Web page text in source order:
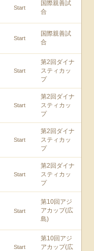
Start
国際親善試
合
Start
国際親善試
合
Start
第2回ダイナ
スティカッ
プ
Start
第2回ダイナ
スティカッ
プ
Start
第2回ダイナ
スティカッ
プ
Start
第2回ダイナ
スティカッ
プ
Start
第10回アジ
アカップ(広
島)
Start
第10回アジ
アカップ(広